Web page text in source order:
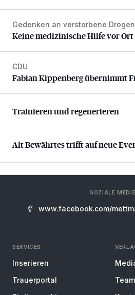
Keine medizinische Hilfe vor Ort
Gedenken an verstorbene
Keine medizinische Hilfe vor Ort
Fabian Kippenberg übernimmt
CDU
Fabian Kippenberg übernimmt
Trainieren und regenerieren
Trainieren und regenerieren
Alt Bewährtes trifft auf neue
Alt Bewährtes trifft auf neue
SOZIALE
www.facebook.com/
SERVICES
Inserieren
Trauerportal
Team